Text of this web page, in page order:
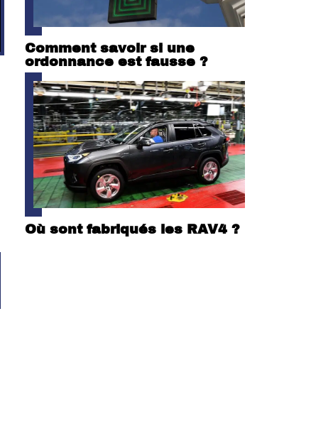
Comment savoir si une
ordonnance est fausse ?
Où sont fabriqués les RAV4 ?